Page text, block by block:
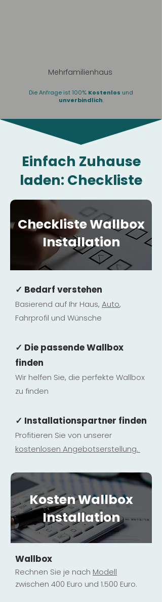
Mehrfamilienhaus
Die Anfrage ist 100% Kostenlos und
unverbindlich.
Einfach Zuhause
laden: Checkliste
Checkliste Wallbox
Installation
✓ Bedarf verstehen
Basierend auf Ihr Haus, Auto,
Fahrprofil und Wünsche
✓ Die passende Wallbox
finden
Wir helfen Sie, die perfekte Wallbox
zu finden
✓ Installationspartner finden
Profitieren Sie von unserer
kostenlosen Angebotserstellung.
Kosten Wallbox
Installation
Wallbox
Rechnen Sie je nach Modell
zwischen 400 Euro und 1.500 Euro.